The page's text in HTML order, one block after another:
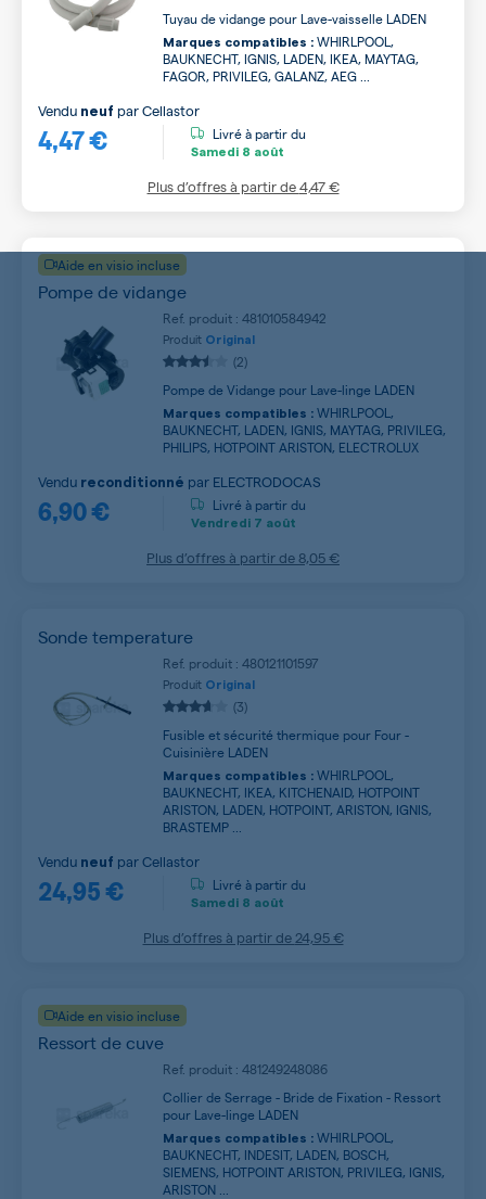
Tuyau de vidange pour Lave-vaisselle LADEN
Marques compatibles : WHIRLPOOL,
BAUKNECHT, IGNIS, LADEN, IKEA, MAYTAG,
FAGOR, PRIVILEG, GALANZ, AEG ...
4,47 €
Vendu neuf parCellastor
Livré à partir du
Samedi 8 août
Plus d’offres à partir de4,47 €
Aide en visio incluse
Pompe de vidange
Ref. produit : 481010584942
Produit Original
(2)
Pompe de Vidange pour Lave-linge LADEN
Marques compatibles : WHIRLPOOL,
BAUKNECHT, LADEN, IGNIS, MAYTAG, PRIVILEG,
PHILIPS, HOTPOINT ARISTON, ELECTROLUX
6,90 €
Vendu reconditionné par ELECTRODOCAS
Livré à partir du
Vendredi 7 août
Plus d’offres à partir de8,05 €
Sonde temperature
Ref. produit : 480121101597
Produit Original
(3)
Fusible et sécurité thermique pour Four -
Cuisinière LADEN
Marques compatibles : WHIRLPOOL,
BAUKNECHT, IKEA, KITCHENAID, HOTPOINT
ARISTON, LADEN, HOTPOINT, ARISTON, IGNIS,
BRASTEMP ...
24,95 €
Vendu neuf parCellastor
Livré à partir du
Samedi 8 août
Plus d’offres à partir de 24,95 €
Aide en visio incluse
Ressort de cuve
Ref. produit : 481249248086
Collier de Serrage - Bride de Fixation - Ressort
pour Lave-linge LADEN
Marques compatibles : WHIRLPOOL,
BAUKNECHT, INDESIT, LADEN, BOSCH,
SIEMENS, HOTPOINT ARISTON, PRIVILEG, IGNIS,
ARISTON ...